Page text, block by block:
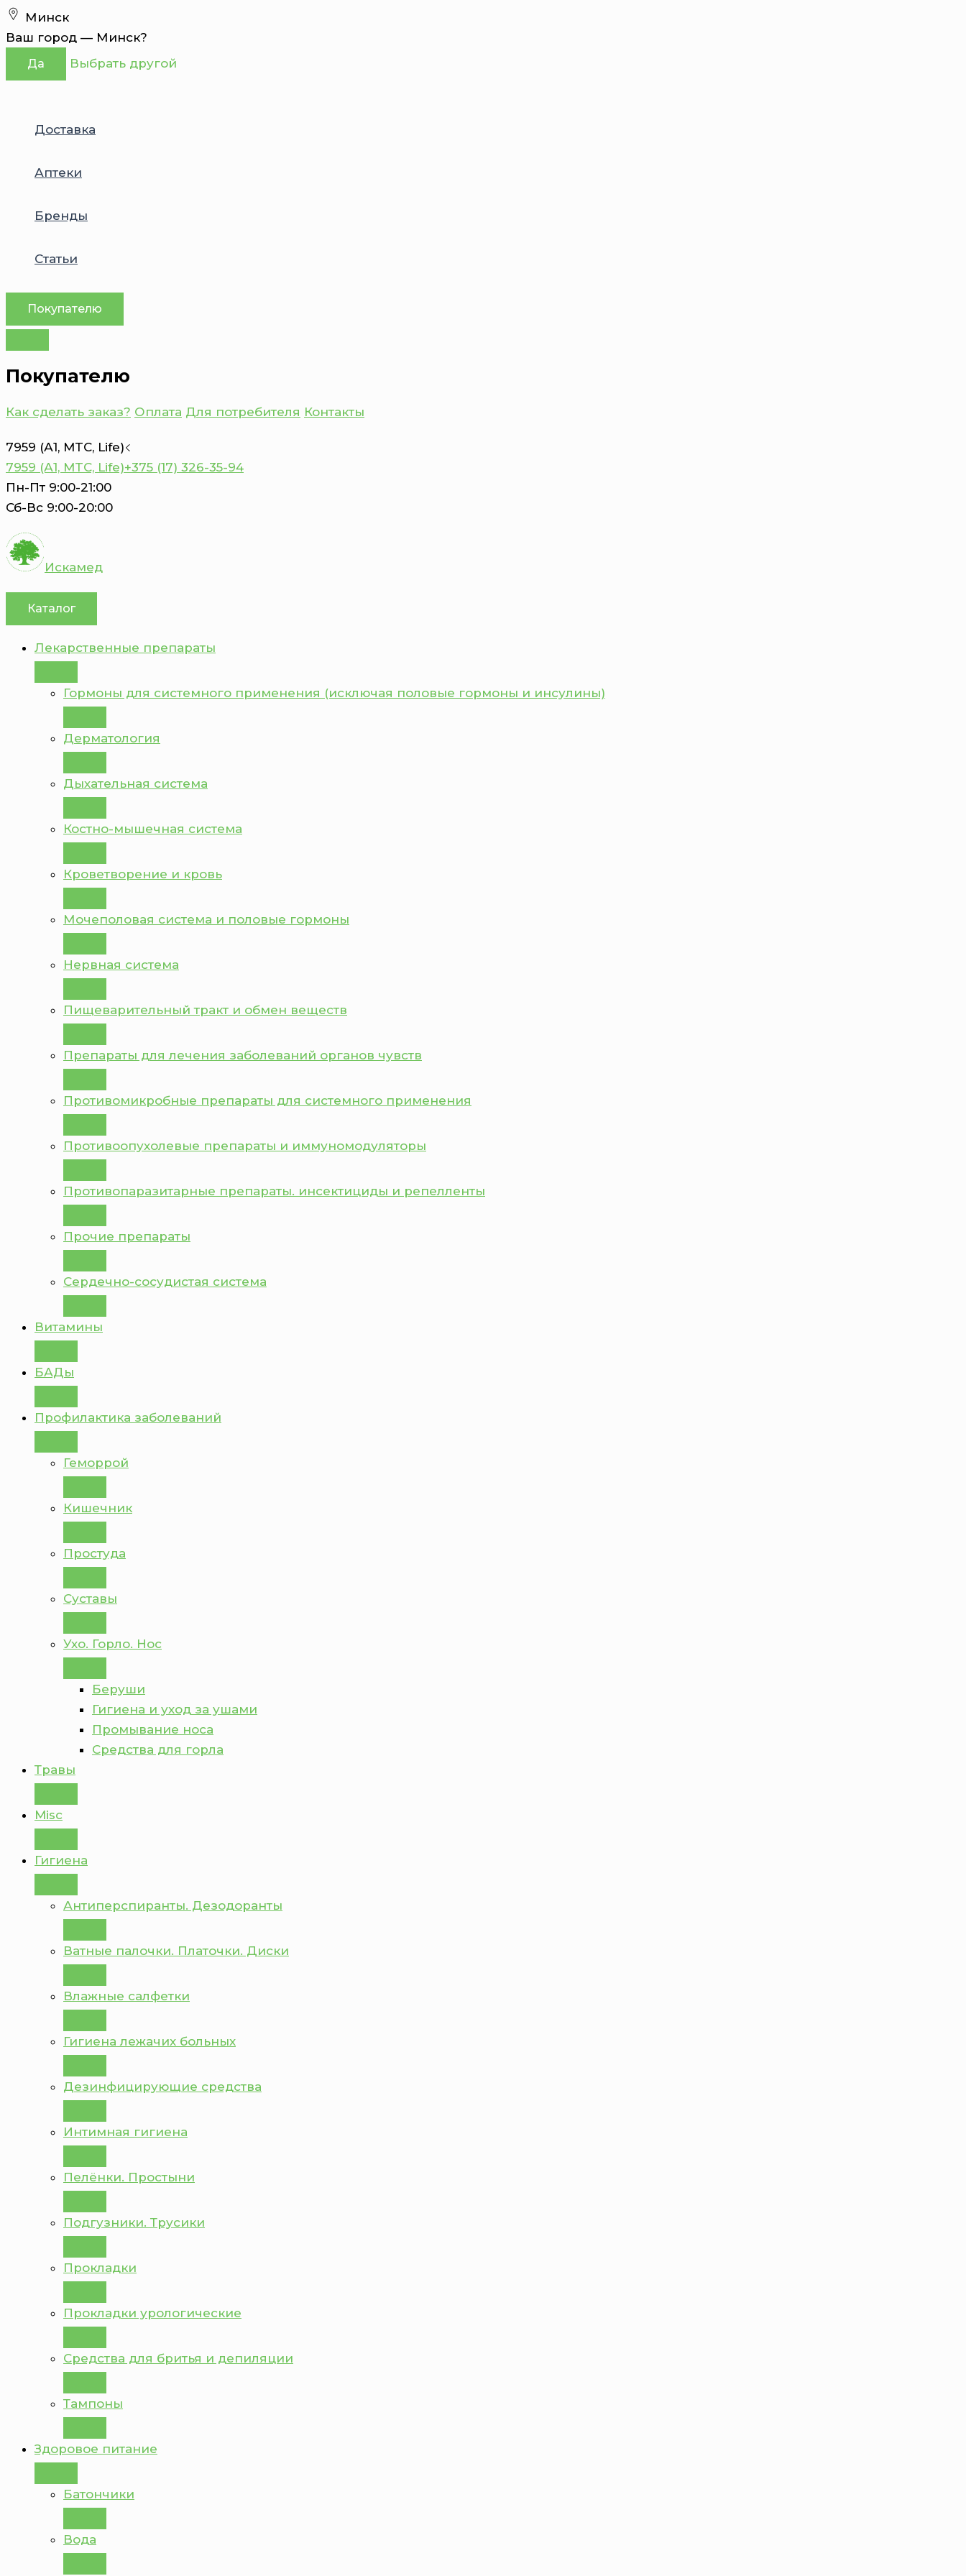
Перейти
к
содержимому
Минск
Ваш город — Минск?
Да Выбрать другой
Доставка
Аптеки
Бренды
Статьи
Покупателю
Покупателю
Как сделать заказ? Оплата Для потребителя Контакты
7959 (А1, MTC, Life)
7959 (А1, MTC, Life)+375 (17) 326-35-94
Пн-Пт 9:00-21:00
Сб-Вс 9:00-20:00
Искамед
Каталог
Лекарственные препараты
Гормоны для системного применения (исключая половые гормоны и инсулины)
Дерматология
Дыхательная система
Костно-мышечная система
Кроветворение и кровь
Мочеполовая система и половые гормоны
Нервная система
Пищеварительный тракт и обмен веществ
Препараты для лечения заболеваний органов чувств
Противомикробные препараты для системного применения
Противоопухолевые препараты и иммуномодуляторы
Противопаразитарные препараты. инсектициды и репелленты
Прочие препараты
Сердечно-сосудистая система
Витамины
БАДы
Профилактика заболеваний
Геморрой
Кишечник
Простуда
Суставы
Ухо. Горло. Нос
Беруши
Гигиена и уход за ушами
Промывание носа
Средства для горла
Травы
Misc
Гигиена
Антиперспиранты. Дезодоранты
Ватные палочки. Платочки. Диски
Влажные салфетки
Гигиена лежачих больных
Дезинфицирующие средства
Интимная гигиена
Пелёнки. Простыни
Подгузники. Трусики
Прокладки
Прокладки урологические
Средства для бритья и депиляции
Тампоны
Здоровое питание
Батончики
Вода